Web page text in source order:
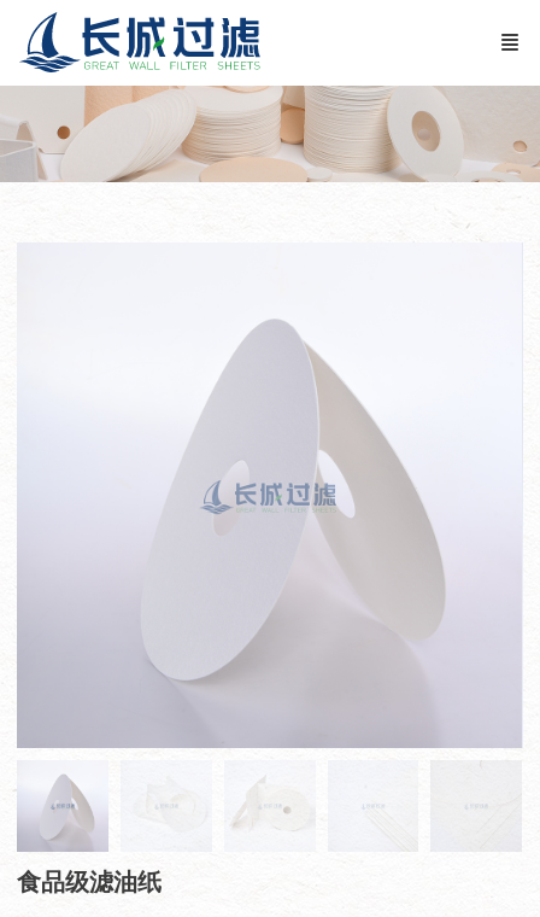
食品级滤油纸